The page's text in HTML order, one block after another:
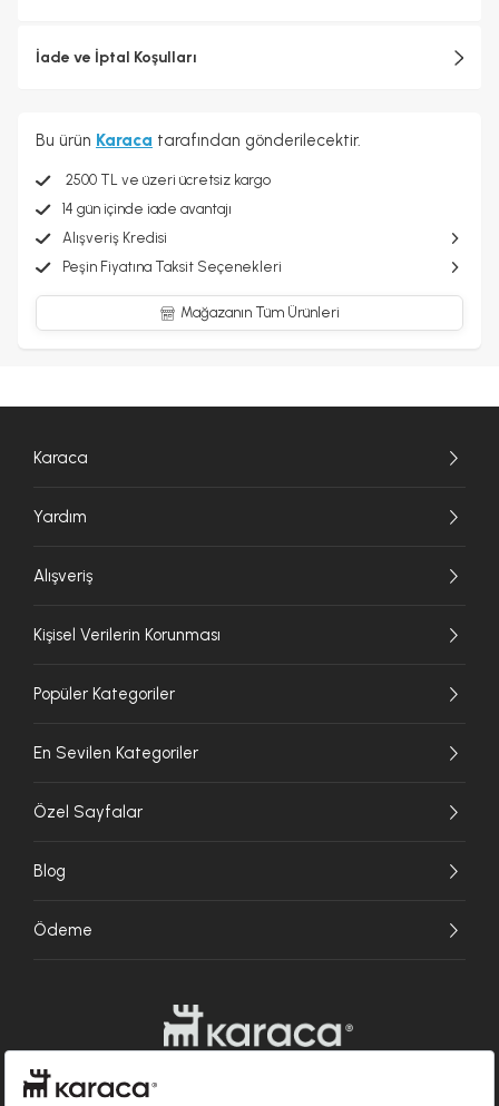
İade ve İptal Koşulları
Bu ürün Karaca tarafından gönderilecektir.
2500 TL ve üzeri ücretsiz kargo
14 gün içinde iade avantajı
Alışveriş Kredisi
Peşin Fiyatına Taksit Seçenekleri
Mağazanın Tüm Ürünleri
Karaca
Yardım
Alışveriş
Kişisel Verilerin Korunması
Popüler Kategoriler
En Sevilen Kategoriler
Özel Sayfalar
Blog
Ödeme